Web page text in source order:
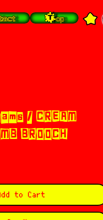
Top
/ CREAM
BROOCH
to Cart